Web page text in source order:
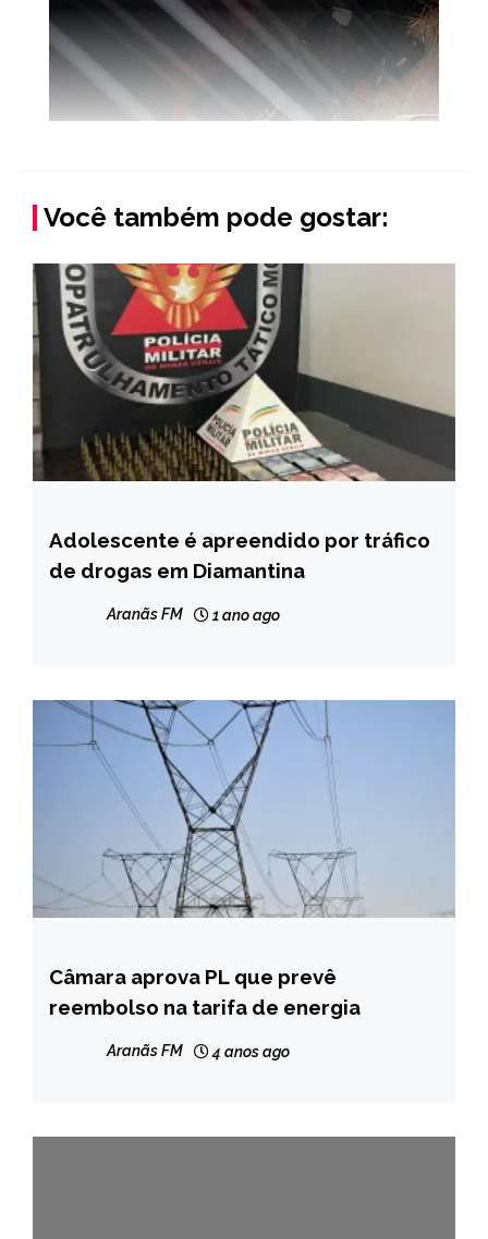
Você também pode gostar:
MINAS
GERAIS
NOTÍCIAS
Adolescente é apreendido por tráfico
de drogas em Diamantina
Aranãs FM 1 ano ago
BRASIL
NOTÍCIAS
Câmara aprova PL que prevê
reembolso na tarifa de energia
Aranãs FM 4 anos ago